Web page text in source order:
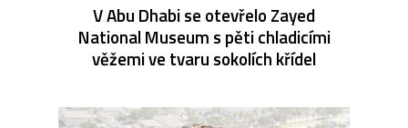
V Abu Dhabi se otevřelo Zayed
National Museum s pěti chladicími
věžemi ve tvaru sokolích křídel